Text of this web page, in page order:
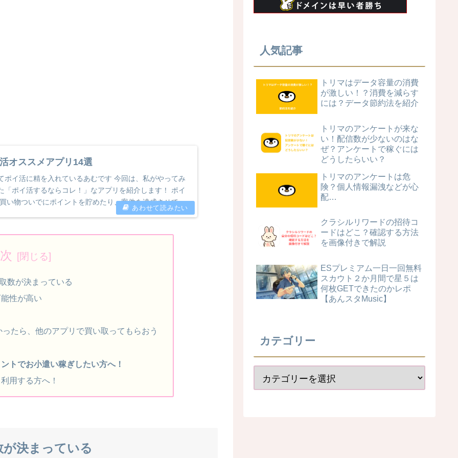
オススメアプリ14選
ポイ活に精を入れているあむです 今回は、私がやってみ
「ポイ活するならコレ！」なアプリを紹介します！ ポイ
い物ついでにポイントを貯めたり、案件を達成させて稼
数が決まっている
性が高い
たら、他のアプリで買い取ってもらおう
トでお小遣い稼ぎしたい方へ！
用する方へ！
決まっている
人気記事
トリマはデータ容量の消費
が激しい！？消費を減らす
には？データ節約法を紹介
トリマのアンケートが来な
い！配信数が少ないのはな
ぜ？アンケートで稼ぐには
どうしたらいい？
トリマのアンケートは危
険？個人情報漏洩などが心
配…
クラシルリワードの招待コ
ードはどこ？確認する方法
を画像付きで解説
ESプレミアム一日一回無料
スカウト２か月間で星５は
何枚GETできたのかレポ
【あんスタMusic】
カテゴリー